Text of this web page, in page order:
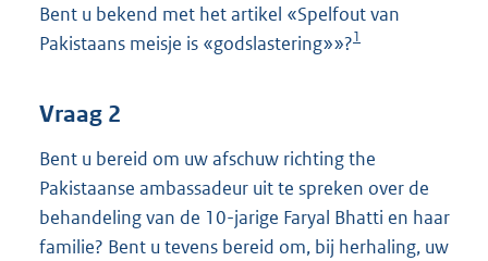
K
b
Bent u bekend met het artikel «Spelfout van
Pakistaans meisje is «godslastering»»?1
Vraag 2
Bent u bereid om uw afschuw richting the
Pakistaanse ambassadeur uit te spreken over de
behandeling van de 10-jarige Faryal Bhatti en haar
familie? Bent u tevens bereid om, bij herhaling, uw